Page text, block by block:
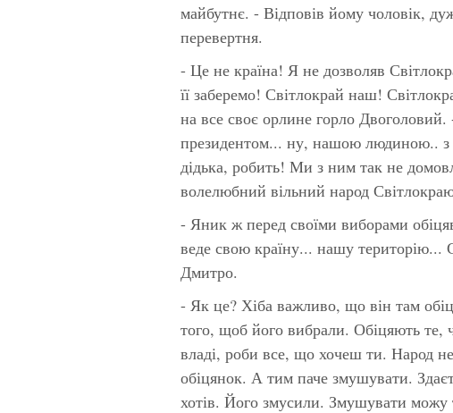
майбутнє. - Відповів йому чоловік,
перевертня.
- Це не країна! Я не дозволяв
її заберемо! Світлокрай наш!
на все своє орлине горло
президентом... ну, нашою людиною.. з
дідька, робить! Ми з ним так не
волелюбний вільний народ
- Яник ж перед своїми виборами
веде свою країну... нашу територію...
Дмитро.
- Як це? Хіба важливо, що він там
того, щоб його вибрали. Обіцяють те,
владі, роби все, що хочеш ти. Народ
обіцянок. А тим паче змушувати.
хотів. Його змусили. Змушувати можу